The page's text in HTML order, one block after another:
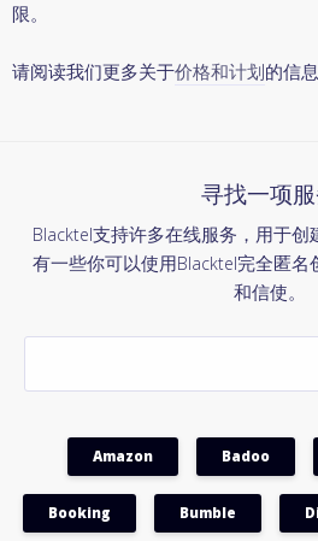
限。
请阅读我们更多关于价格和计划的信息
寻找一项
Blacktel支持许多在线服务，用于
有一些你可以使用Blacktel完全匿
和信使。
Amazon Badoo
Booking Bumble